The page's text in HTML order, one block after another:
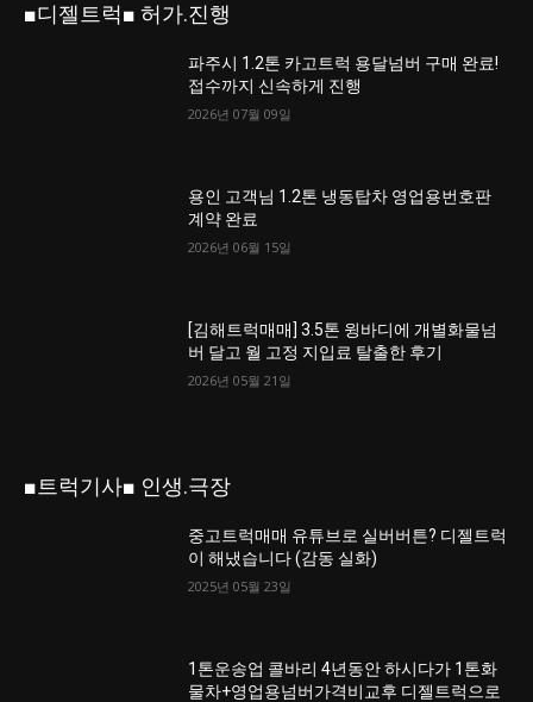
■디젤트럭■ 허가.진행
파주시 1.2톤 카고트럭 용달넘버 구매 완료!
접수까지 신속하게 진행
2026년 07월 09일
용인 고객님 1.2톤 냉동탑차 영업용번호판
계약 완료
2026년 06월 15일
[김해트럭매매] 3.5톤 윙바디에 개별화물넘
버 달고 월 고정 지입료 탈출한 후기
2026년 05월 21일
■트럭기사■ 인생.극장
중고트럭매매 유튜브로 실버버튼? 디젤트럭
이 해냈습니다 (감동 실화)
2025년 05월 23일
1톤운송업 콜바리 4년동안 하시다가 1톤화
물차+영업용넘버가격비교후 디젤트럭으로